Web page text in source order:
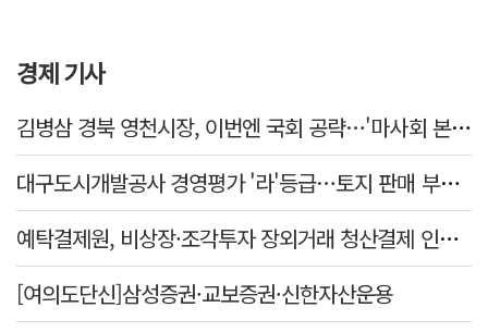
경제 기사
김병삼 경북 영천시장, 이번엔 국회 공략…'마사회 본사 이전·광역교통망 확충' 요청
대구도시개발공사 경영평가 '라'등급…토지 판매 부진에 1년 만에 두 단계 '뚝'
예탁결제원, 비상장·조각투자 장외거래 청산결제 인프라 구축 착수…연내 가동
[여의도단신]삼성증권·교보증권·신한자산운용